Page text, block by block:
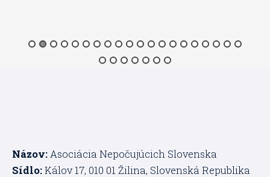
Názov: Asociácia Nepočujúcich Slovenska
Sídlo:Kálov 17, 010 01 Žilina, Slovenská Republika